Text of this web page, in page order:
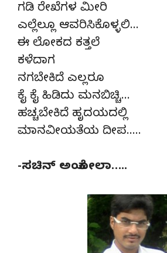
ಗಡಿ ರೇಖೆಗಳ ಮೀರಿ
ಎಲ್ಲೆಲ್ಲೂ ಆವರಿಸಿಕೊಳ್ಳಲಿ…
ಈ ಲೋಕದ ಕತ್ತಲೆ
ಕಳೆದಾಗ
ನಗಬೇಕಿದೆ ಎಲ್ಲರೂ
ಕೈ ಕೈ ಹಿಡಿದು ಮನಬಿಚ್ಚಿ…
ಹಚ್ಚಬೇಕಿದೆ ಹೃದಯದಲ್ಲಿ
ಮಾನವೀಯತೆಯ ದೀಪ…..
-ಸಚಿನ್ ಅಂಕೋಲಾ…..